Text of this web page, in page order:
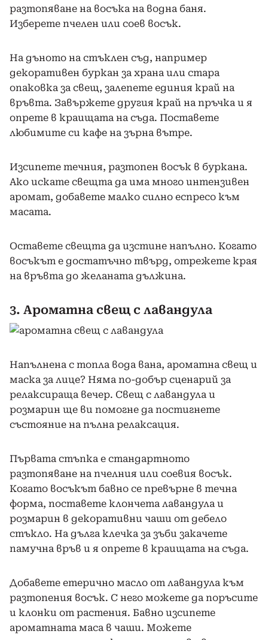
разтопяване на восъка на водна баня.
Изберете пчелен или соев восък.
На дъното на стъклен съд, например
декоративен буркан за храна или стара
опаковка за свещ, залепете единия край на
връвта. Завържете другия край на пръчка и я
опрете в краищата на съда. Поставете
любимите си кафе на зърна вътре.
Изсипете течния, разтопен восък в буркана.
Ако искате свещта да има много интензивен
аромат, добавете малко силно еспресо към
масата.
Оставете свещта да изстине напълно. Когато
восъкът е достатъчно твърд, отрежете края
на връвта до желаната дължина.
3. Ароматна свещ с лавандула
Напълнена с топла вода вана, ароматна свещ и
маска за лице? Няма по-добър сценарий за
релаксираща вечер. Свещ с лавандула и
розмарин ще ви помогне да постигнете
състояние на пълна релаксация.
Първата стъпка е стандартното
разтопяване на пчелния или соевия восък.
Когато восъкът бавно се превърне в течна
форма, поставете клончета лавандула и
розмарин в декоративни чаши от дебело
стъкло. На дълга клечка за зъби закачете
памучна връв и я опрете в краищата на съда.
Добавете етерично масло от лавандула към
разтопения восък. С него можете да поръсите
и клонки от растения. Бавно изсипете
ароматната маса в чаши. Можете